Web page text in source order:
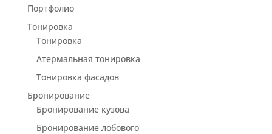
Портфолио
Тонировка
Тонировка
Атермальная тонировка
Тонировка фасадов
Бронирование
Бронирование кузова
Бронирование лобового